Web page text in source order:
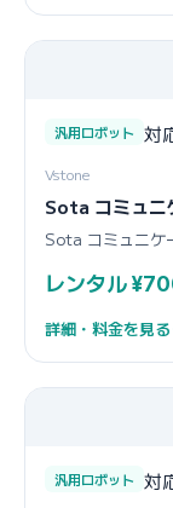
汎用ロボット 対
Vstone
Sota コミュニ
Sota コミュニケ
レンタル
詳細・料金を見る
汎用ロボット 対